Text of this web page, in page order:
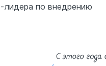
лидера по внедрению